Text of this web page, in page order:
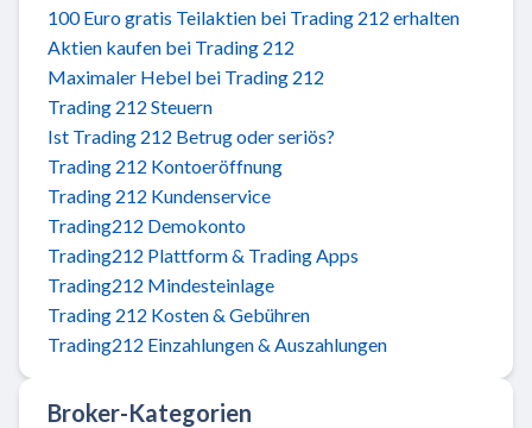
100 Euro gratis Teilaktien bei Trading 212 erhalten
Aktien kaufen bei Trading 212
Maximaler Hebel bei Trading 212
Trading 212 Steuern
Ist Trading 212 Betrug oder seriös?
Trading 212 Kontoeröffnung
Trading 212 Kundenservice
Trading212 Demokonto
Trading212 Plattform & Trading Apps
Trading212 Mindesteinlage
Trading 212 Kosten & Gebühren
Trading212 Einzahlungen & Auszahlungen
Broker-Kategorien